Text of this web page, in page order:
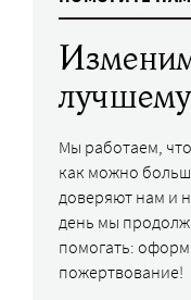
Мы работаем,
как можно
доверяют нам и
день мы
помогать:
пожертвование!